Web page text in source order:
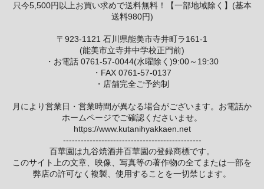
只今5,500円以上お買い求めで送料無料！【一部地域除く】(基本
送料980円)
〒923-1121 石川県能美市寺井町ラ161-1
(能美市立寺井中学校正門前)
・お電話 0761-57-0044(水曜除く)9:00～19:30
・FAX 0761-57-0137
・店舗完全ご予約制
月により営業日・営業時間が異なる場合がございます。お電話か
ホームページでご確認くださいませ。
https://www.kutanihyakkaen.net
-----------------------------------------------
百華園は九谷焼酒井百華園の登録商標です。
このサイト上の文章、映像、写真等の著作物の全てまたは一部を
弊店の許可なく複製、使用することを一切禁じます。